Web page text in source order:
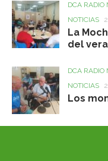
DCA RADIO
NOTICIAS
La
del
DCA RADIO
NOTICIAS
Los